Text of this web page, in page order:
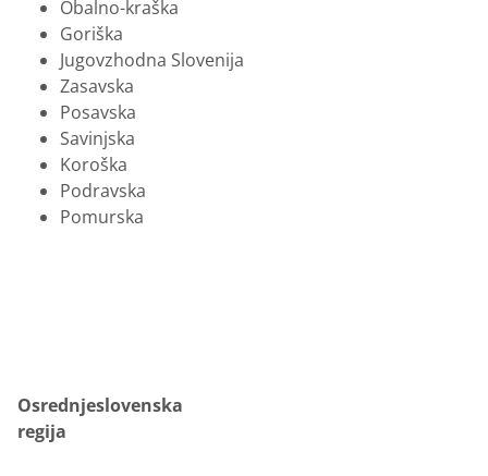
Obalno-kraška
Goriška
Jugovzhodna Slovenija
Zasavska
Posavska
Savinjska
Koroška
Podravska
Pomurska
Osrednjeslovenska
regija